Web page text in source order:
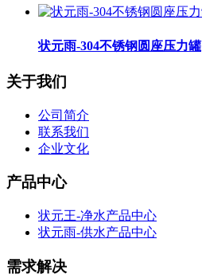
状元雨-304不锈钢圆座压力罐
关于我们
公司简介
联系我们
企业文化
产品中心
状元王-净水产品中心
状元雨-供水产品中心
需求解决